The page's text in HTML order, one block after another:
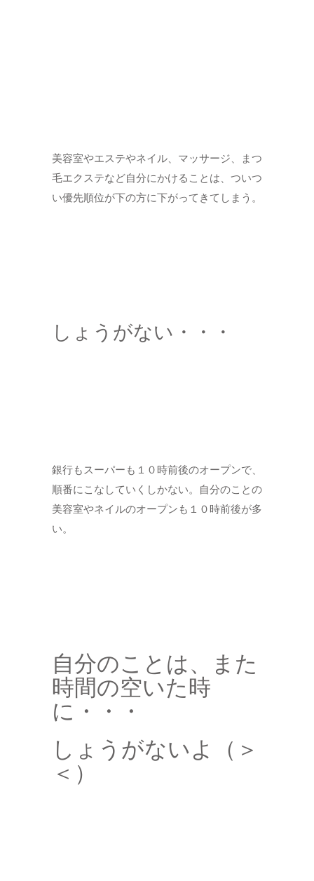
美容室やエステやネイル、マッサージ、まつ
毛エクステなど自分にかけることは、ついつ
い優先順位が下の方に下がってきてしまう。
しょうがない・・・
銀行もスーパーも１０時前後のオープンで、
順番にこなしていくしかない。自分のことの
美容室やネイルのオープンも１０時前後が多
い。
自分のことは、また
時間の空いた時
に・・・
しょうがないよ（＞
＜）